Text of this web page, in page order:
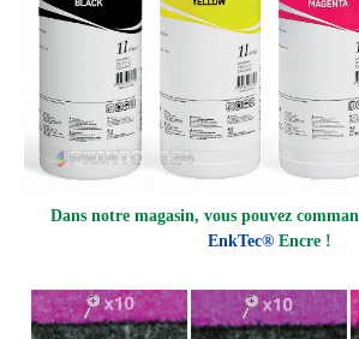
Dans notre magasin, vous pouvez
EnkTec® Encre !